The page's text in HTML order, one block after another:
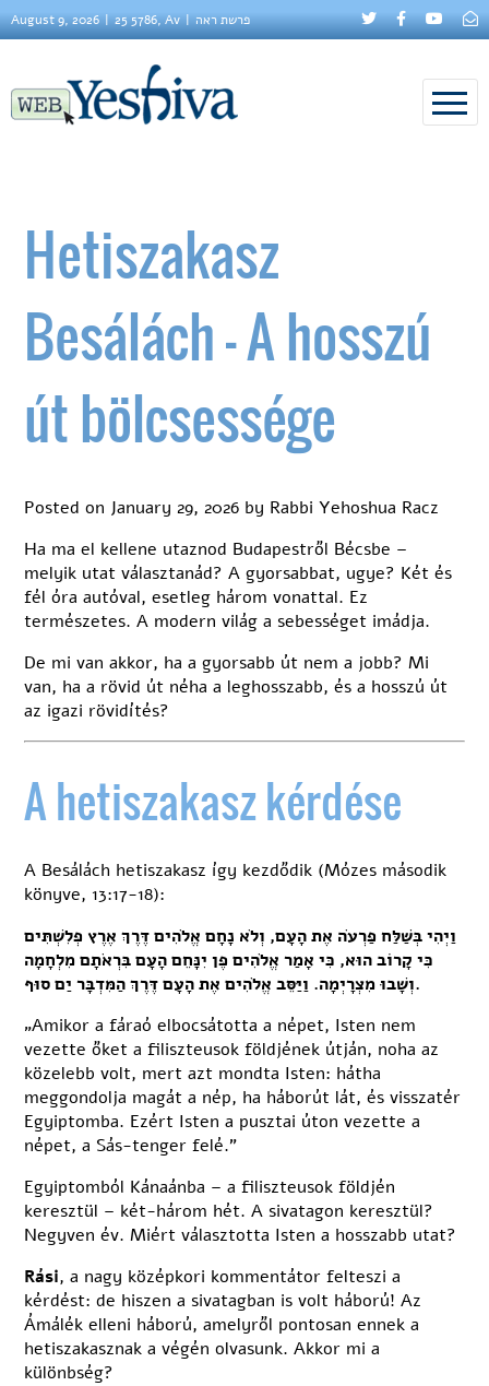
August 9, 2026 25 5786, Av פרשת ראה
Hetiszakasz
Besálách – A hosszú
út bölcsessége
Posted on January 29, 2026 by Rabbi Yehoshua Racz
Ha ma el kellene utaznod Budapestről Bécsbe –
melyik utat választanád? A gyorsabbat, ugye? Két és
fél óra autóval, esetleg három vonattal. Ez
természetes. A modern világ a sebességet imádja.
De mi van akkor, ha a gyorsabb út nem a jobb? Mi
van, ha a rövid út néha a leghosszabb, és a hosszú út
az igazi rövidítés?
A hetiszakasz kérdése
A Besálách hetiszakasz így kezdődik (Mózes második
könyve, 13:17-18):
וַיְהִי בְּשַׁלַּח פַּרְעֹה אֶת הָעָם, וְלֹא נָחָם אֱלֹהִים דֶּרֶךְ אֶרֶץ פְּלִשְׁתִּים
כִּי קָרוֹב הוּא, כִּי אָמַר אֱלֹהִים פֶּן יִנָּחֵם הָעָם בִּרְאֹתָם מִלְחָמָה
וְשָׁבוּ מִצְרָיְמָה. וַיַּסֵּב אֱלֹהִים אֶת הָעָם דֶּרֶךְ הַמִּדְבָּר יַם סוּף.
„Amikor a fáraó elbocsátotta a népet, Isten nem
vezette őket a filiszteusok földjének útján, noha az
közelebb volt, mert azt mondta Isten: hátha
meggondolja magát a nép, ha háborút lát, és visszatér
Egyiptomba. Ezért Isten a pusztai úton vezette a
népet, a Sás-tenger felé.”
Egyiptomból Kánaánba – a filiszteusok földjén
keresztül – két-három hét. A sivatagon keresztül?
Negyven év. Miért választotta Isten a hosszabb utat?
Rási, a nagy középkori kommentátor felteszi a
kérdést: de hiszen a sivatagban is volt háború! Az
Ámálék elleni háború, amelyről pontosan ennek a
hetiszakasznak a végén olvasunk. Akkor mi a
különbség?